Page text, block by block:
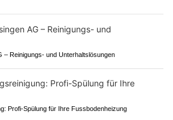
– Reinigungs- und Unterhaltslösungen
Profi-Spülung für Ihre Fussbodenheizung